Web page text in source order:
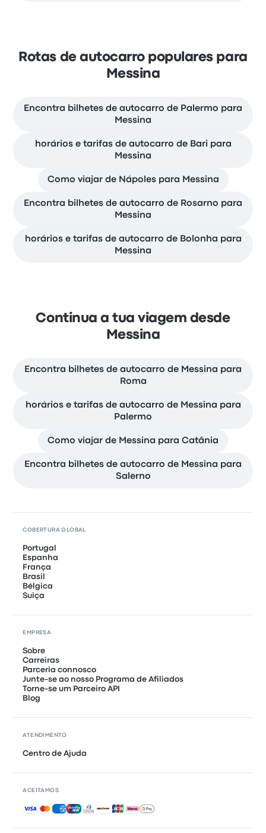
Rotas de autocarro populares para
Messina
Encontra bilhetes de autocarro de Palermo para
Messina
horários e tarifas de autocarro de Bari para
Messina
Como viajar de Nápoles para Messina
Encontra bilhetes de autocarro de Rosarno para
Messina
horários e tarifas de autocarro de Bolonha para
Messina
Continua a tua viagem desde
Messina
Encontra bilhetes de autocarro de Messina para
Roma
horários e tarifas de autocarro de Messina para
Palermo
Como viajar de Messina para Catânia
Encontra bilhetes de autocarro de Messina para
Salerno
COBERTURA GLOBAL
Portugal
Espanha
França
Brasil
Bélgica
Suiça
EMPRESA
Sobre
Carreiras
Parceria connosco
Junte-se ao nosso Programa de Afiliados
Torne-se um Parceiro API
Blog
ATENDIMENTO
Centro de Ajuda
ACEITAMOS
Pagamentos aceites